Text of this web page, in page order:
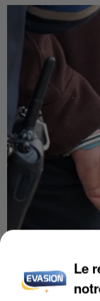
UN SECOND
INTERPELLÉ
Le